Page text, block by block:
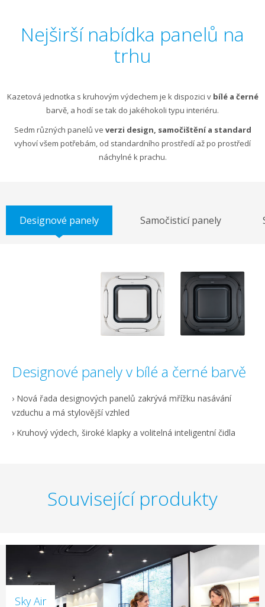
Nejširší nabídka panelů na
trhu
Kazetová jednotka s kruhovým výdechem je k dispozici v bílé a černé
barvě, a hodí se tak do jakéhokoli typu interiéru.
Sedm různých panelů ve verzi design, samočištění a standard
vyhoví všem potřebám, od standardního prostředí až po prostředí
náchylné k prachu.
Designové panely Samočisticí panely
Designové panely v bílé a černé barvě
› Nová řada designových panelů zakrývá mřížku nasávání
vzduchu a má stylovější vzhled
› Kruhový výdech, široké klapky a volitelná inteligentní čidla
Související produkty
Sky Air